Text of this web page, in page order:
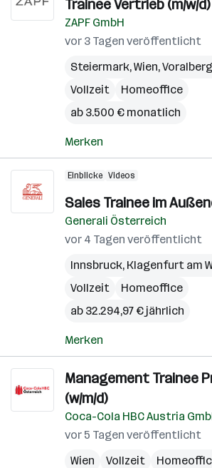
Trainee Vertrieb (m/w/d)
ZAPF GmbH
vor 3 Tagen veröffentlicht
Steiermark,Wien,Voralberg
Vollzeit
Homeoffice
ab 3.500 € monatlich
Merken
Einblicke Videos
Sales Trainee im
Generali Österreich
vor 4 Tagen veröffentlicht
Innsbruck, Klagenfurt am
Vollzeit
Homeoffice
ab 32.294,97 € jährlich
Merken
Management Trainee
(w/m/d)
Coca-Cola HBC Austria
vor 5 Tagen veröffentlicht
Wien
Vollzeit